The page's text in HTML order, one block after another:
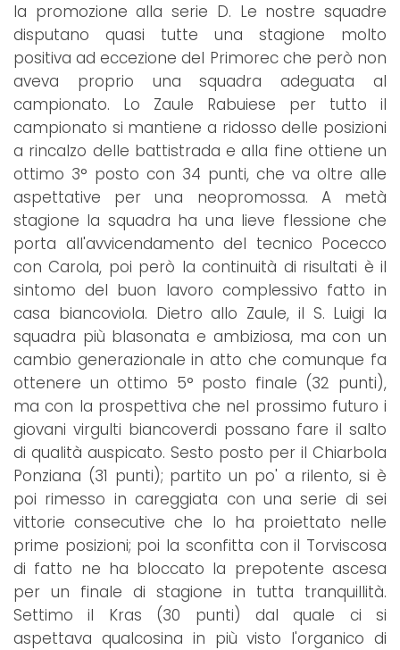
la promozione alla serie D. Le nostre squadre
disputano quasi tutte una stagione molto
positiva ad eccezione del Primorec che però non
aveva proprio una squadra adeguata al
campionato. Lo Zaule Rabuiese per tutto il
campionato si mantiene a ridosso delle posizioni
a rincalzo delle battistrada e alla fine ottiene un
ottimo 3° posto con 34 punti, che va oltre alle
aspettative per una neopromossa. A metà
stagione la squadra ha una lieve flessione che
porta all'avvicendamento del tecnico Pocecco
con Carola, poi però la continuità di risultati è il
sintomo del buon lavoro complessivo fatto in
casa biancoviola. Dietro allo Zaule, il S. Luigi la
squadra più blasonata e ambiziosa, ma con un
cambio generazionale in atto che comunque fa
ottenere un ottimo 5° posto finale (32 punti),
ma con la prospettiva che nel prossimo futuro i
giovani virgulti biancoverdi possano fare il salto
di qualità auspicato. Sesto posto per il Chiarbola
Ponziana (31 punti); partito un po' a rilento, si è
poi rimesso in careggiata con una serie di sei
vittorie consecutive che lo ha proiettato nelle
prime posizioni; poi la sconfitta con il Torviscosa
di fatto ne ha bloccato la prepotente ascesa
per un finale di stagione in tutta tranquillità.
Settimo il Kras (30 punti) dal quale ci si
aspettava qualcosina in più visto l'organico di